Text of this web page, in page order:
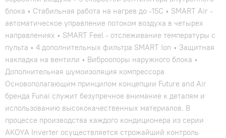
блока • Стабильная работа на нагрев до -15С • SMART Air -
автоматическое управление потоком воздуха в четырех
направлениях • SMART Feel - отслеживание температуры с
пульта • 4 дополнительных фильтра SMART Ion • Защитная
накладка на вентили • Виброопоры наружного блока •
Дополнительная шумоизоляция компрессора
Основополагающим принципом концепции Future and Air
бренда Funai служит безупречное внимание к деталям и
использованию высококачественных материалов. В
процессе производства каждого кондиционера из серии
AKOYA Inverter осуществляется строжайший контроль